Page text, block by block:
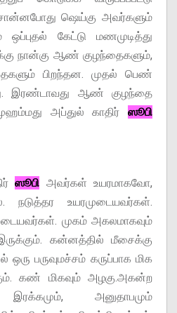
ஷெய்கு அவர்களும்
கேட்டு மணமுடித்து
நான்கு ஆண் குழந்தைகளும்,
பிறந்தன. முதல் பெண்
இரண்டாவது ஆண் குழந்தை
அப்துல் காதிர் ஸூபி
ஸூபி அவர்கள் உயரமாகவோ,
உயரமுடையவர்கள்.
முகம் அகலமாகவும்
கன்னத்தில் மீசைக்கு
ஒரு பருவுமச்சம் கருப்பாக மிக
கண் மிகவும் அழகு.அகன்ற
அனுதாபமும்